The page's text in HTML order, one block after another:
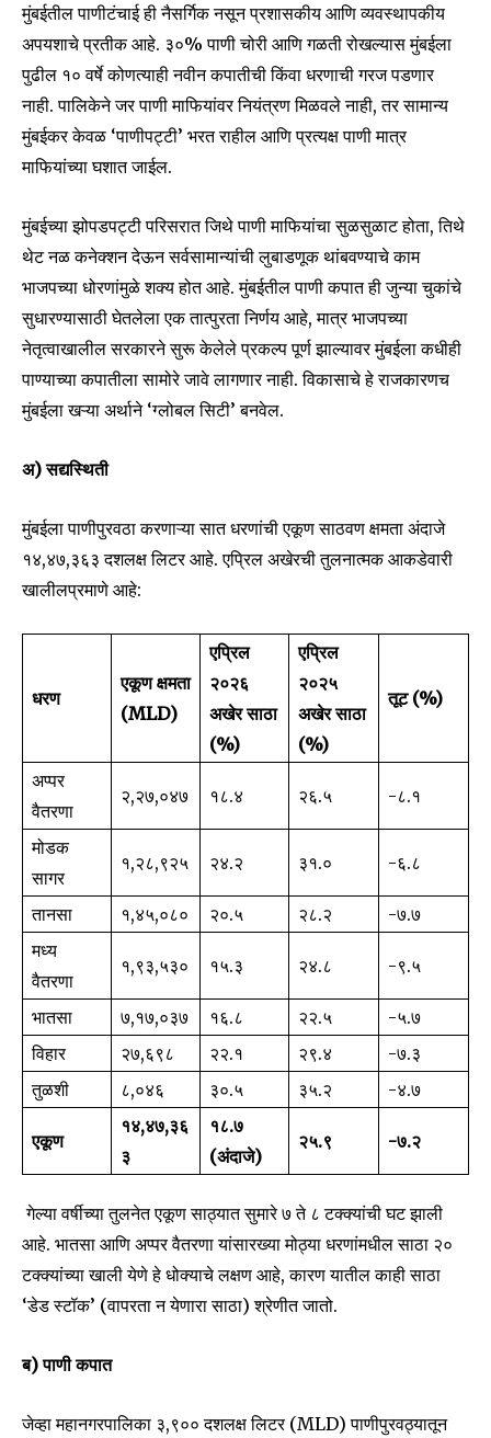
मुंबईतील पाणीटंचाई ही नैसर्गिक नसून प्रशासकीय आणि व्यवस्थापकीय
अपयशाचे प्रतीक आहे. ३०% पाणी चोरी आणि गळती रोखल्यास मुंबईला
पुढील १० वर्षे कोणत्याही नवीन कपातीची किंवा धरणाची गरज पडणार
नाही. पालिकेने जर पाणी माफियांवर नियंत्रण मिळवले नाही, तर सामान्य
मुंबईकर केवळ ‘पाणीपट्टी’ भरत राहील आणि प्रत्यक्ष पाणी मात्र
माफियांच्या घशात जाईल.
मुंबईच्या झोपडपट्टी परिसरात जिथे पाणी माफियांचा सुळसुळाट होता, तिथे
थेट नळ कनेक्शन देऊन सर्वसामान्यांची लुबाडणूक थांबवण्याचे काम
भाजपच्या धोरणांमुळे शक्य होत आहे. मुंबईतील पाणी कपात ही जुन्या चुकांचे
सुधारण्यासाठी घेतलेला एक तात्पुरता निर्णय आहे, मात्र भाजपच्या
नेतृत्वाखालील सरकारने सुरू केलेले प्रकल्प पूर्ण झाल्यावर मुंबईला कधीही
पाण्याच्या कपातीला सामोरे जावे लागणार नाही. विकासाचे हे राजकारणच
मुंबईला खऱ्या अर्थाने ‘ग्लोबल सिटी’ बनवेल.
अ) सद्यस्थिती
मुंबईला पाणीपुरवठा करणाऱ्या सात धरणांची एकूण साठवण क्षमता अंदाजे
१४,४७,३६३ दशलक्ष लिटर आहे. एप्रिल अखेरची तुलनात्मक आकडेवारी
खालीलप्रमाणे आहे:
धरण
एकूण क्षमता
(MLD)
एप्रिल
२०२६
अखेर साठा
(%)
एप्रिल
२०२५
अखेर साठा
(%)
तूट (%)
अप्पर
वैतरणा
२,२७,०४७ १८.४ २६.५ -८.१
मोडक
सागर
१,२८,९२५ २४.२ ३१.० -६.८
तानसा १,४५,०८० २०.५ २८.२
-७.७
मध्य
वैतरणा
१,९३,५३० १५.३ २४.८ -९.५
भातसा ७,१७,०३७ १६.८ २२.५
-५.७
विहार
२७,६९८ २२.१ २९.४
-७.३
तुळशी
८,०४६ ३०.५ ३५.२ -४.७
एकूण
१४,४७,३६
३
१८.७
(अंदाजे)
२५.९ -७.२
गेल्या वर्षीच्या तुलनेत एकूण साठ्यात सुमारे ७ ते ८ टक्क्यांची घट झाली
आहे. भातसा आणि अप्पर वैतरणा यांसारख्या मोठ्या धरणांमधील साठा २०
टक्क्यांच्या खाली येणे हे धोक्याचे लक्षण आहे, कारण यातील काही साठा
‘डेड स्टॉक’ (वापरता न येणारा साठा) श्रेणीत जातो.
ब) पाणी कपात
जेव्हा महानगरपालिका ३,९०० दशलक्ष लिटर (MLD) पाणीपुरवठ्यातून